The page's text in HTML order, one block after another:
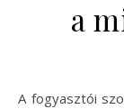
a
A fogyasztói szokások megváltoztatása és a fenntartható